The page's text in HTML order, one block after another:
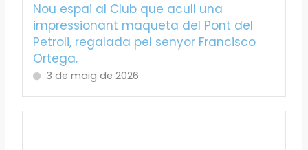
Nou espai al Club que acull una
impressionant maqueta del Pont del
Petroli, regalada pel senyor Francisco
Ortega.
3 de maig de 2026